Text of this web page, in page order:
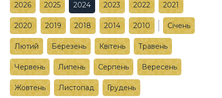
2026 2025 2024 2023 2022 2021
2020 2019 2018 2014 2010 Січень
Лютий Березень Квітень Травень
Червень Липень Серпень Вересень
Жовтень Листопад Грудень